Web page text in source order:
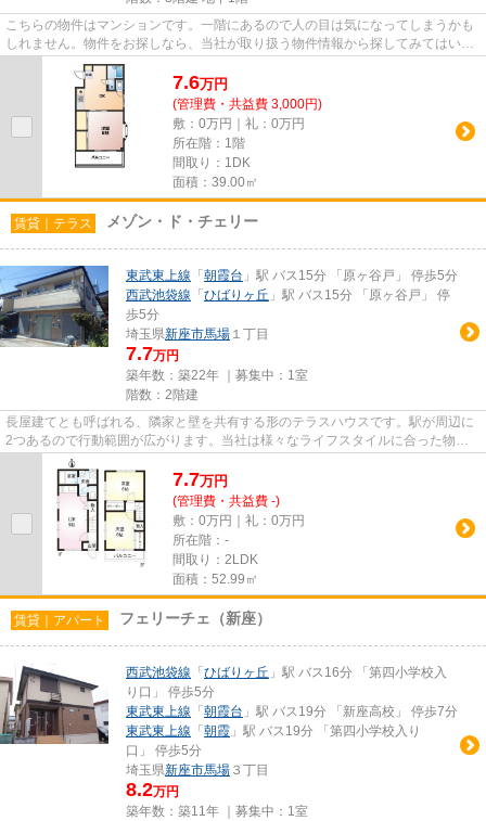
こちらの物件はマンションです。一階にあるので人の目は気になってしまうかも
しれません。物件をお探しなら、当社が取り扱う物件情報から探してみてはいか
がでしょうか？当社は、様々...
7.6万円
(管理費・共益費 3,000円)
敷：0万円｜礼：0万円
所在階：1階
間取り：1DK
面積：39.00㎡
賃貸｜テラス メゾン・ド・チェリー
東武東上線 「 朝霞台 」駅 バス15分 「原ヶ谷戸」 停歩5分
西武池袋線 「 ひばりヶ丘 」駅 バス15分 「原ヶ谷戸」 停
歩5分
埼玉県新座市馬場 １丁目
7.7万円
築年数：築22年 ｜募集中： 1室
階数：2階建
長屋建てとも呼ばれる、隣家と壁を共有する形のテラスハウスです。駅が周辺に
2つあるので行動範囲が広がります。当社は様々なライフスタイルに合った物件
情報を取り扱っております。ぜ...
7.7万円
(管理費・共益費 -)
敷：0万円｜礼：0万円
所在階：-
間取り：2LDK
面積：52.99㎡
賃貸｜アパート フェリーチェ（新座）
西武池袋線 「 ひばりヶ丘 」駅 バス16分 「第四小学校入
り口」 停歩5分
東武東上線 「 朝霞台 」駅 バス19分 「新座高校」 停歩7分
東武東上線 「 朝霞 」駅 バス19分 「第四小学校入り
口」 停歩5分
埼玉県新座市馬場 ３丁目
8.2万円
築年数：築11年 ｜募集中： 1室